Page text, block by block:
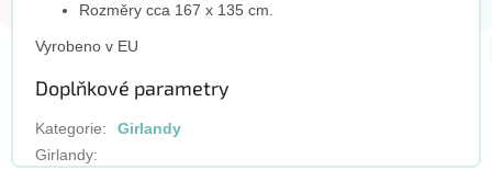
Rozměry cca 167 x 135 cm.
Vyrobeno v EU
Doplňkové parametry
Kategorie:
Girlandy
Girlandy: